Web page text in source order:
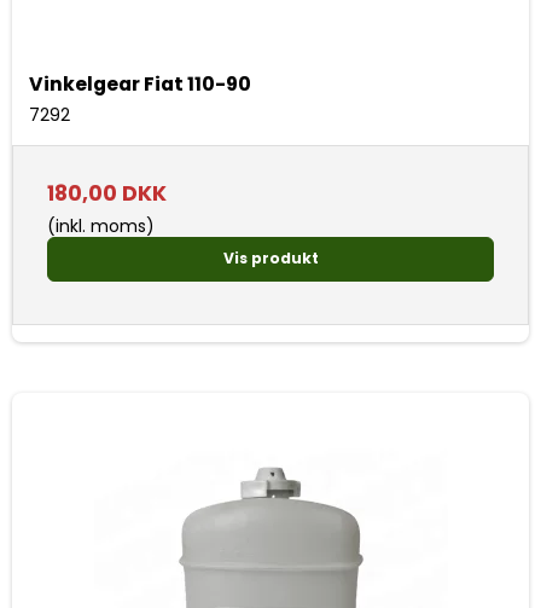
Vinkelgear Fiat 110-90
7292
180,00 DKK
(inkl. moms)
Vis produkt